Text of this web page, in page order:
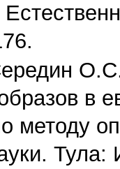
в
методу